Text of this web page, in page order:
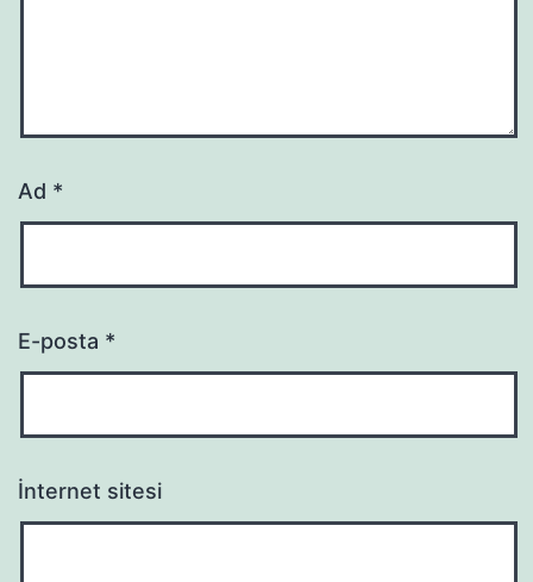
Ad *
E-posta *
İnternet sitesi